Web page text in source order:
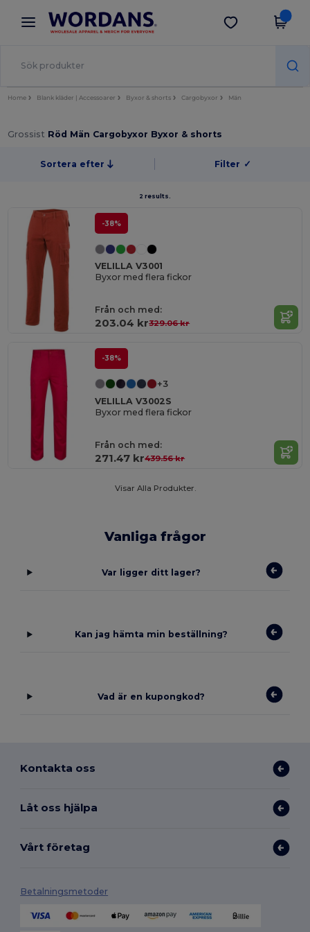
× Wordans-app
Bättre priser i appen!
Hämta app
Home Blank kläder | Accessoarer Byxor & shorts Cargobyxor Män
Grossist Röd Män Cargobyxor Byxor & shorts
Sortera efter Filter ✓
2 results.
-38%
VELILLA V3001
Byxor med flera fickor
Från och med:
203.04 kr329.06 kr
-38%
+3
VELILLA V3002S
Byxor med flera fickor
Från och med:
271.47 kr439.56 kr
Visar Alla Produkter.
Vanliga frågor
Var ligger ditt lager?
Kan jag hämta min beställning?
Vad är en kupongkod?
Kontakta oss
Låt oss hjälpa
Vårt företag
Betalningsmetoder